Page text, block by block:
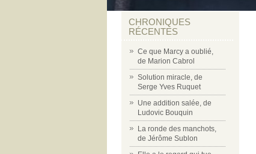
CHRONIQUES
RÉCENTES
Ce que Marcy a oublié,
de Marion Cabrol
Solution miracle, de
Serge Yves Ruquet
Une addition salée, de
Ludovic Bouquin
La ronde des manchots,
de Jérôme Sublon